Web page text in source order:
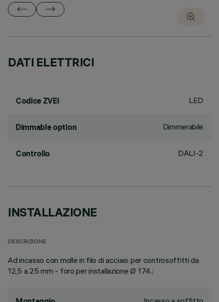
DATI ELETTRICI
Codice ZVEI LED
Dimmable option Dimmerabile
Controllo DALI-2
INSTALLAZIONE
DESCRIZIONE
Ad incasso con molle in filo di acciaio per controsoffitti da
12,5 a 25 mm - foro per installazione Ø 174.;